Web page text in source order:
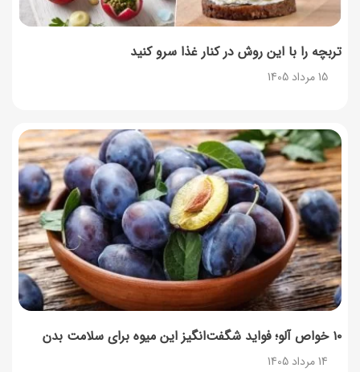
تربچه را با این روش در کنار غذا سرو کنید
15 مرداد 1405
۱۰ خواص آلو؛ فواید شگفت‌انگیز این میوه برای سلامت بدن
14 مرداد 1405